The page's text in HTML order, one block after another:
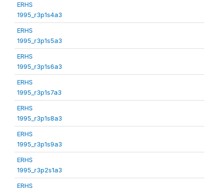
ERHS
1995_r3p1s4a3
ERHS
1995_r3p1s5a3
ERHS
1995_r3p1s6a3
ERHS
1995_r3p1s7a3
ERHS
1995_r3p1s8a3
ERHS
1995_r3p1s9a3
ERHS
1995_r3p2s1a3
ERHS